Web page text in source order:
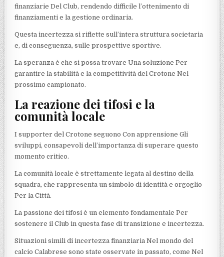
finanziarie Del Club, rendendo difficile l’ottenimento di
finanziamenti e la gestione ordinaria.
Questa incertezza si riflette sull’intera struttura societaria
e, di conseguenza, sulle prospettive sportive.
La speranza è che si possa trovare Una soluzione Per
garantire la stabilità e la competitività del Crotone Nel
prossimo campionato.
La reazione dei tifosi e la
comunità locale
I supporter del Crotone seguono Con apprensione Gli
sviluppi, consapevoli dell’importanza di superare questo
momento critico.
La comunità locale è strettamente legata al destino della
squadra, che rappresenta un simbolo di identità e orgoglio
Per la Città.
La passione dei tifosi è un elemento fondamentale Per
sostenere il Club in questa fase di transizione e incertezza.
Situazioni simili di incertezza finanziaria Nel mondo del
calcio Calabrese sono state osservate in passato, come Nel